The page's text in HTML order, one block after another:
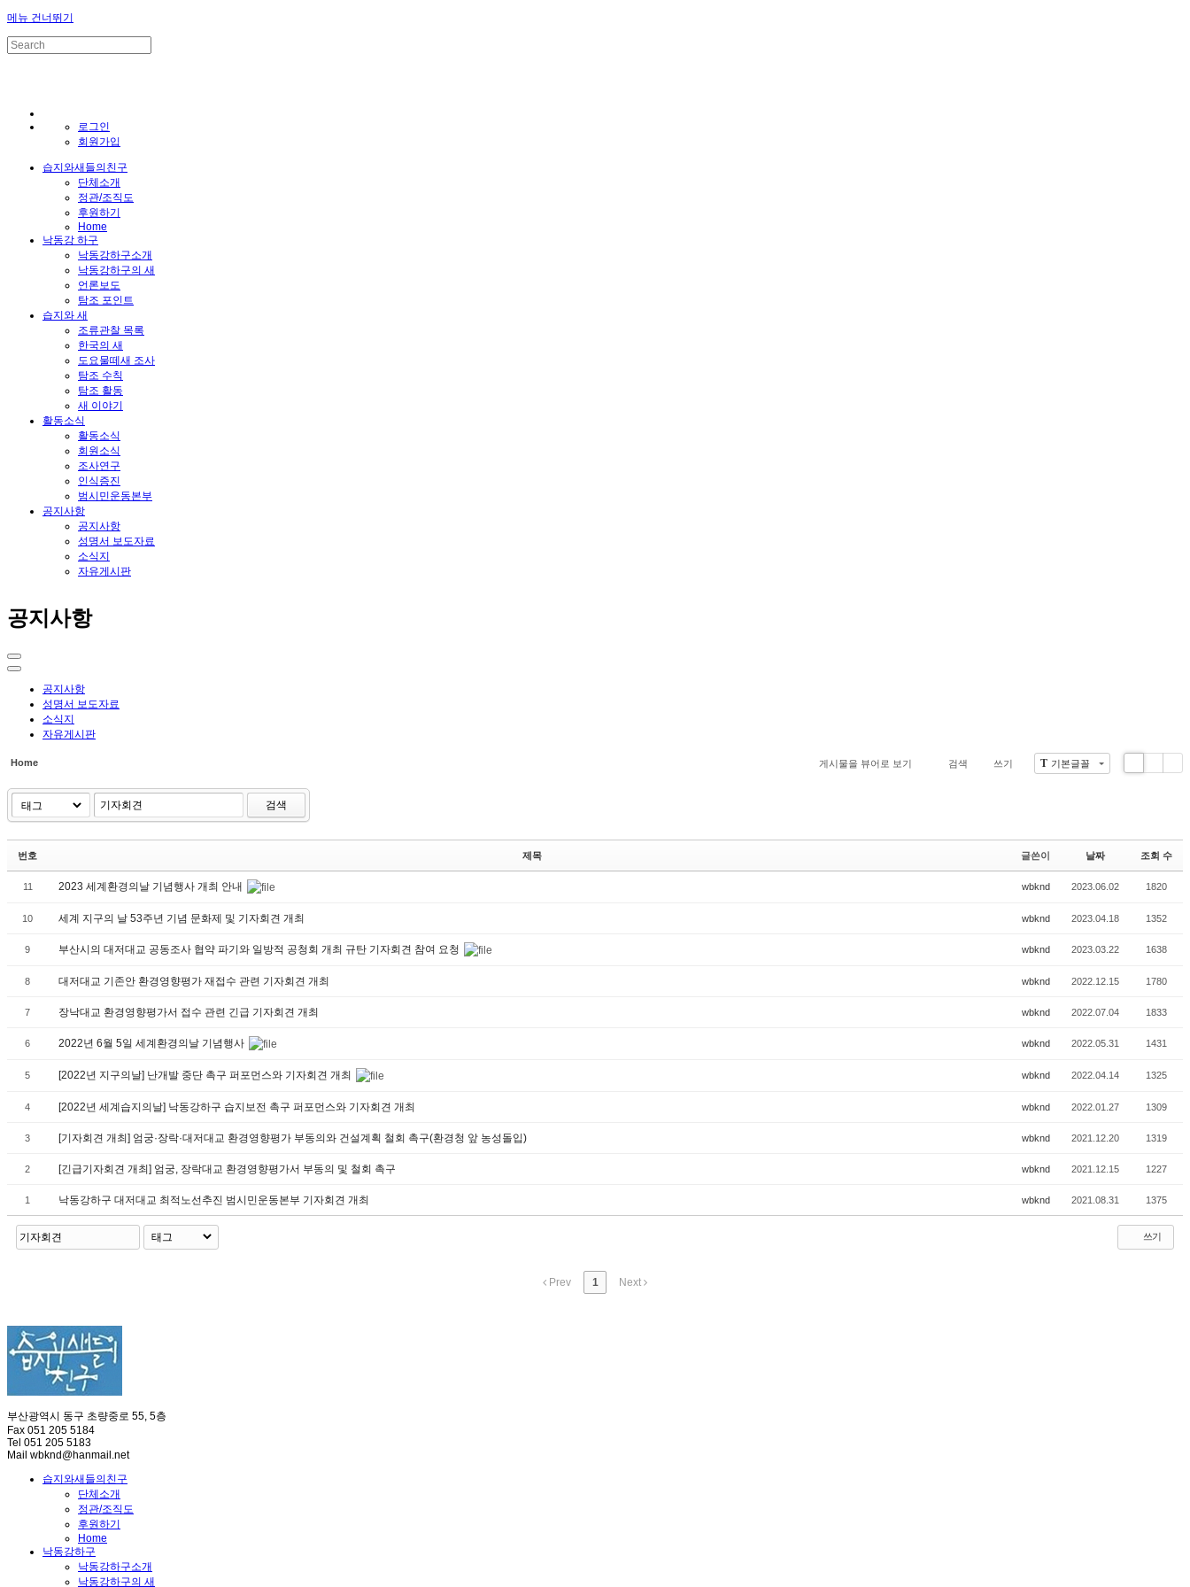
메뉴 건너뛰기
로그인
회원가입
습지와새들의친구
단체소개
정관/조직도
후원하기
Home
낙동강 하구
낙동강하구소개
낙동강하구의 새
언론보도
탐조 포인트
습지와 새
조류관찰 목록
한국의 새
도요물떼새 조사
탐조 수칙
탐조 활동
새 이야기
활동소식
활동소식
회원소식
조사연구
인식증진
범시민운동본부
공지사항
공지사항
성명서 보도자료
소식지
자유게시판
공지사항
공지사항
성명서 보도자료
소식지
자유게시판
Home T 기본글꼴
게시물을 뷰어로 보기 검색 쓰기
검색
Li
Zi
G
y
번호 제목 글쓴이 날짜 조회 수
11 2023 세계환경의날 기념행사 개최 안내 wbknd 2023.06.02 1820
10 세계 지구의 날 53주년 기념 문화제 및 기자회견 개최 wbknd 2023.04.18 1352
9 부산시의 대저대교 공동조사 협약 파기와 일방적 공청회 개최 규탄 기자회견 참여 요청 wbknd 2023.03.22 1638
8 대저대교 기존안 환경영향평가 재접수 관련 기자회견 개최 wbknd 2022.12.15 1780
7 장낙대교 환경영향평가서 접수 관련 긴급 기자회견 개최 wbknd 2022.07.04 1833
6 2022년 6월 5일 세계환경의날 기념행사 wbknd 2022.05.31 1431
5 [2022년 지구의날] 난개발 중단 촉구 퍼포먼스와 기자회견 개최 wbknd 2022.04.14 1325
4 [2022년 세계습지의날] 낙동강하구 습지보전 촉구 퍼포먼스와 기자회견 개최 wbknd 2022.01.27 1309
3 [기자회견 개최] 엄궁·장락·대저대교 환경영향평가 부동의와 건설계획 철회 촉구(환경청 앞 농성돌입) wbknd 2021.12.20 1319
2 [긴급기자회견 개최] 엄궁, 장락대교 환경영향평가서 부동의 및 철회 촉구 wbknd 2021.12.15 1227
1 낙동강하구 대저대교 최적노선추진 범시민운동본부 기자회견 개최 wbknd 2021.08.31 1375
쓰기
Prev 1 Next
부산광역시 동구 초량중로 55, 5층
Fax 051 205 5184
Tel 051 205 5183
Mail wbknd@hanmail.net
습지와새들의친구
단체소개
정관/조직도
후원하기
Home
낙동강하구
낙동강하구소개
낙동강하구의 새
Sketchbook5, 스케치북5
Sketchbook5, 스케치북5
Sketchbook5, 스케치북5
Sketchbook5, 스케치북5